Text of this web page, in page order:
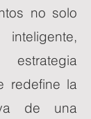
no solo
redefine la
de una